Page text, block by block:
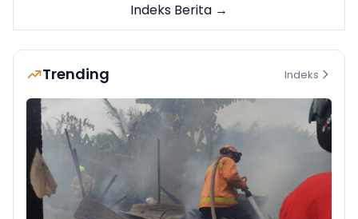
Indeks Berita →
Trending Indeks